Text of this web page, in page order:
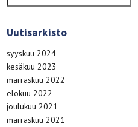
Uutisarkisto
syyskuu 2024
kesäkuu 2023
marraskuu 2022
elokuu 2022
joulukuu 2021
marraskuu 2021